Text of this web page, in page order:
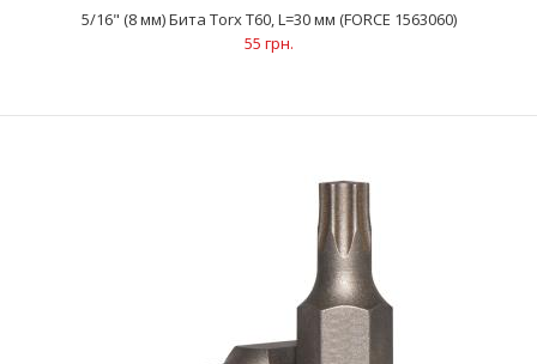
5/16" (8 мм) Бита Torx Т60, L=30 мм (FORCE 1563060)
55 грн.